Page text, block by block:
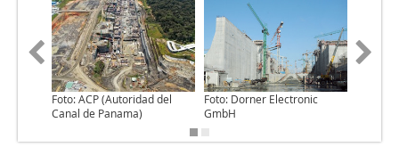
Foto: ACP (Autoridad del
Canal de Panama)
Foto: Dorner Electronic
GmbH